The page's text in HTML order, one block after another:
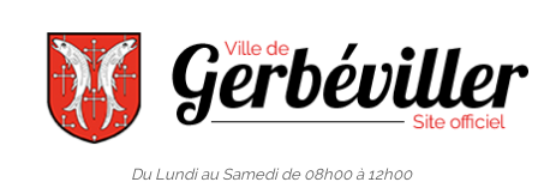
Du Lundi au Samedi de 08h00 à 12h00